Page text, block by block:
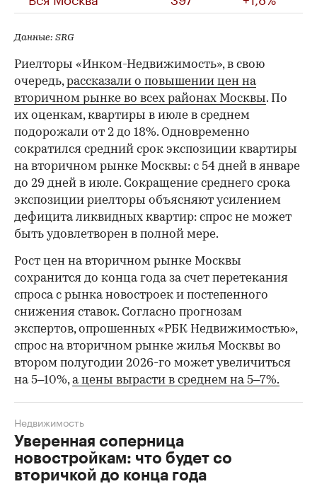
Данные: SRG
Риелторы «Инком-Недвижимость», в свою
очередь,рассказали о повышении цен на
вторичном рынке во всех районах Москвы. По
их оценкам, квартиры в июле в среднем
подорожали от 2 до 18%. Одновременно
сократился средний срок экспозиции квартиры
на вторичном рынке Москвы: с 54 дней в январе
до 29 дней в июле. Сокращение среднего срока
экспозиции риелторы объясняют усилением
дефицита ликвидных квартир: спрос не может
быть удовлетворен в полной мере.
Рост цен на вторичном рынке Москвы
сохранится до конца года за счет перетекания
спроса с рынка новостроек и постепенного
снижения ставок. Согласно прогнозам
экспертов, опрошенных «РБК Недвижимостью»,
спрос на вторичном рынке жилья Москвы во
втором полугодии 2026-го может увеличиться
на 5–10%,а цены вырасти в среднем на 5–7%.
Уверенная соперница
новостройкам: что будет со
вторичкой до конца года
Недвижимость